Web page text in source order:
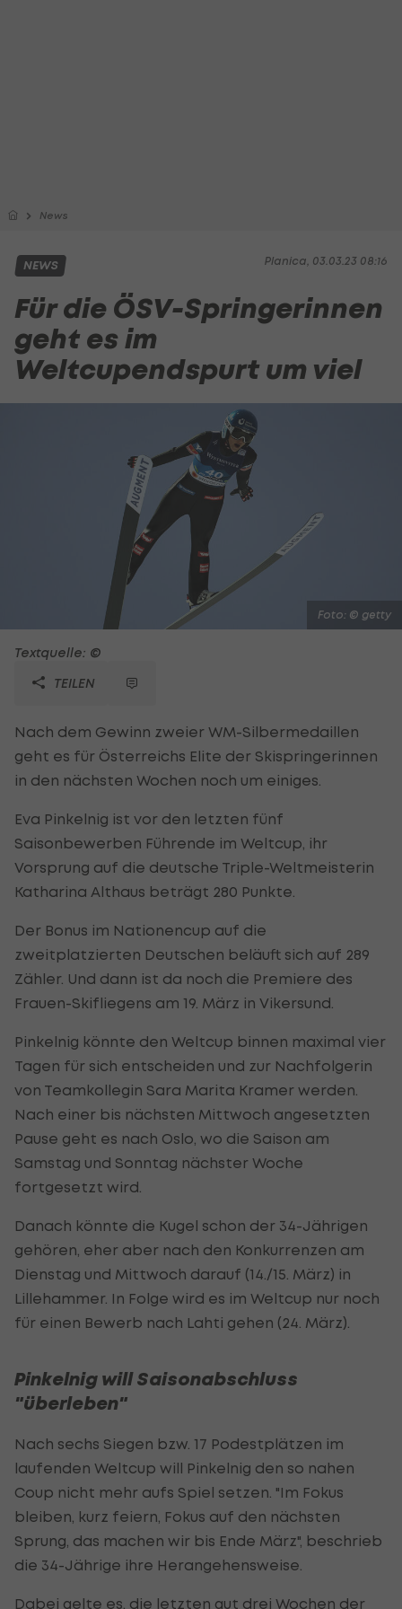
News
Planica, 03.03.23 08:16
NEWS
Für die ÖSV-Springerinnen
geht es im
Weltcupendspurt um viel
Foto: © getty
Textquelle: ©
TEILEN
Nach dem Gewinn zweier WM-Silbermedaillen
geht es für Österreichs Elite der Skispringerinnen
in den nächsten Wochen noch um einiges.
Eva Pinkelnig ist vor den letzten fünf
Saisonbewerben Führende im Weltcup, ihr
Vorsprung auf die deutsche Triple-Weltmeisterin
Katharina Althaus beträgt 280 Punkte.
Der Bonus im Nationencup auf die
zweitplatzierten Deutschen beläuft sich auf 289
Zähler. Und dann ist da noch die Premiere des
Frauen-Skifliegens am 19. März in Vikersund.
Pinkelnig könnte den Weltcup binnen maximal vier
Tagen für sich entscheiden und zur Nachfolgerin
von Teamkollegin Sara Marita Kramer werden.
Nach einer bis nächsten Mittwoch angesetzten
Pause geht es nach Oslo, wo die Saison am
Samstag und Sonntag nächster Woche
fortgesetzt wird.
Danach könnte die Kugel schon der 34-Jährigen
gehören, eher aber nach den Konkurrenzen am
Dienstag und Mittwoch darauf (14./15. März) in
Lillehammer. In Folge wird es im Weltcup nur noch
für einen Bewerb nach Lahti gehen (24. März).
Pinkelnig will Saisonabschluss
"überleben"
Nach sechs Siegen bzw. 17 Podestplätzen im
laufenden Weltcup will Pinkelnig den so nahen
Coup nicht mehr aufs Spiel setzen. "Im Fokus
bleiben, kurz feiern, Fokus auf den nächsten
Sprung, das machen wir bis Ende März", beschrieb
die 34-Jährige ihre Herangehensweise.
Dabei gelte es, die letzten gut drei Wochen der